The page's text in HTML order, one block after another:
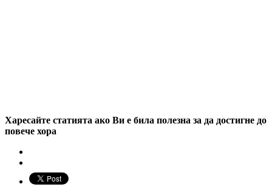
Харесайте статията ако Ви е била полезна за да достигне до
повече хора